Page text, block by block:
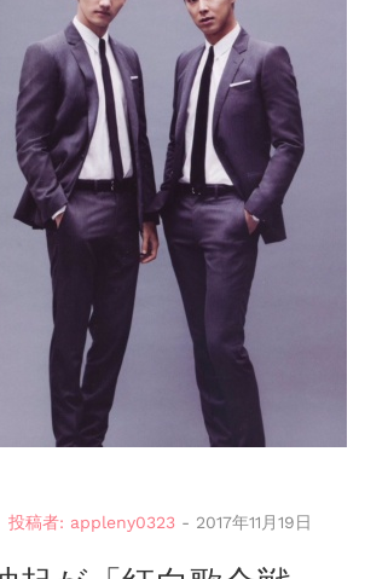
投稿者: appleny0323 - 2017年11月19日